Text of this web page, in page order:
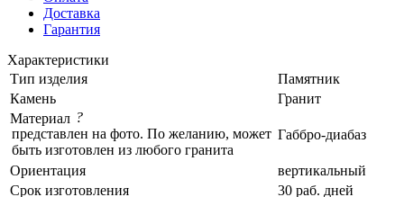
Доставка
Гарантия
Характеристики
Тип изделия
Памятник
Камень
Гранит
Материал ?
представлен на фото. По желанию, может
быть изготовлен из любого гранита
Габбро-диабаз
Ориентация
вертикальный
Срок изготовления
30 раб. дней